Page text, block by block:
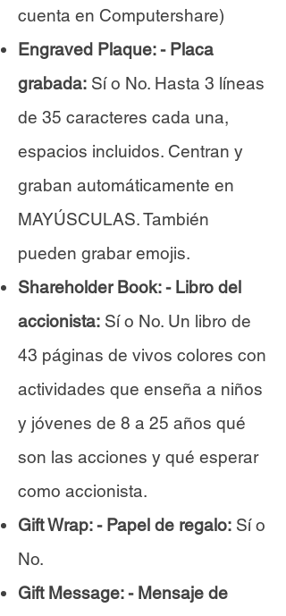
cuenta en Computershare)
Engraved Plaque: - Placa
grabada: Sí o No. Hasta 3 líneas
de 35 caracteres cada una,
espacios incluidos. Centran y
graban automáticamente en
MAYÚSCULAS. También
pueden grabar emojis.
Shareholder Book: - Libro del
accionista: Sí o No. Un libro de
43 páginas de vivos colores con
actividades que enseña a niños
y jóvenes de 8 a 25 años qué
son las acciones y qué esperar
como accionista.
Gift Wrap: - Papel de regalo: Sí o
No.
Gift Message: - Mensaje de